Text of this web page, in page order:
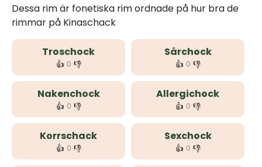
Dessa rim är fonetiska rim ordnade på hur bra de
rimmar på Kinaschack
Troschock
👍 0 👎
Sårchock
👍 0 👎
Nakenchock
👍 0 👎
Allergichock
👍 0 👎
Korrschack
👍 0 👎
Sexchock
👍 0 👎